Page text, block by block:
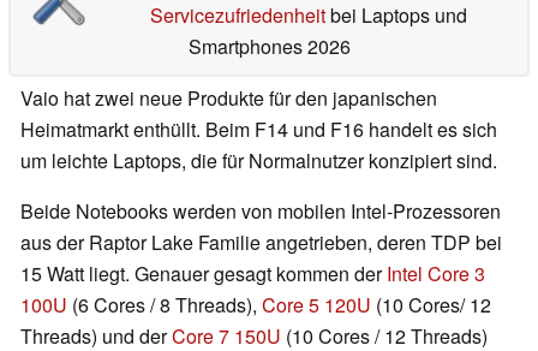
Servicezufriedenheitbei Laptops und
Smartphones 2026
Vaio hat zwei neue Produkte für den japanischen
Heimatmarkt enthüllt. Beim F14 und F16 handelt es sich
um leichte Laptops, die für Normalnutzer konzipiert sind.
Beide Notebooks werden von mobilen Intel-Prozessoren
aus der Raptor Lake Familie angetrieben, deren TDP bei
15 Watt liegt. Genauer gesagt kommen derIntel Core 3
100U (6 Cores / 8 Threads), Core 5 120U (10 Cores/ 12
Threads) und derCore 7 150U (10 Cores / 12 Threads)